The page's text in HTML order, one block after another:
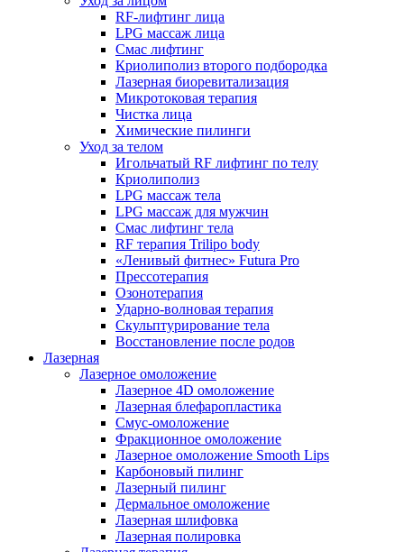
RF-лифтинг лица
LPG массаж лица
Смас лифтинг
Криолиполиз второго подбородка
Лазерная биоревитализация
Микротоковая терапия
Чистка лица
Химические пилинги
Уход за телом
Игольчатый RF лифтинг по телу
Криолиполиз
LPG массаж тела
LPG массаж для мужчин
Смас лифтинг тела
RF терапия Trilipo body
«Ленивый фитнес» Futura Pro
Прессотерапия
Озонотерапия
Ударно-волновая терапия
Скульптурирование тела
Восстановление после родов
Лазерная
Лазерное омоложение
Лазерное 4D омоложение
Лазерная блефаропластика
Смус-омоложение
Фракционное омоложение
Лазерное омоложение Smooth Lips
Карбоновый пилинг
Лазерный пилинг
Дермальное омоложение
Лазерная шлифовка
Лазерная полировка